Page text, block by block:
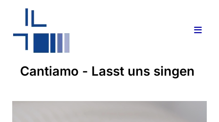
Cantiamo - Lasst uns singen